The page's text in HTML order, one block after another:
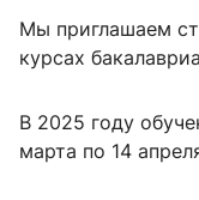
Мы приглашаем
курсах
В 2025 году
марта по 14